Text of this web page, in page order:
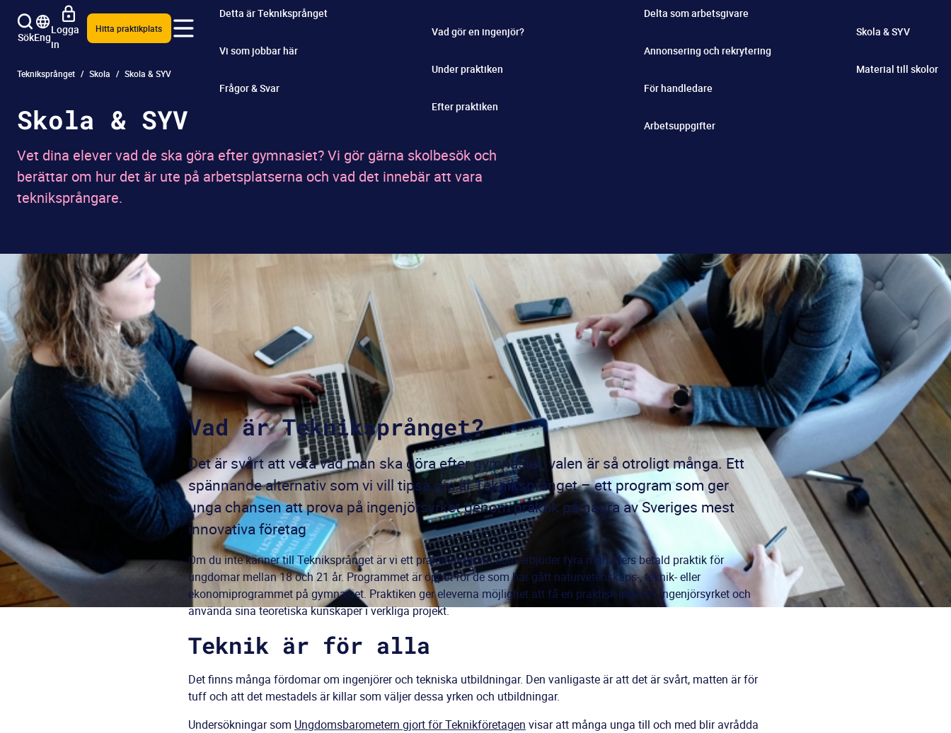
SökEng
Logga
in
Hitta praktikplats
Detta är Tekniksprånget
Vi som jobbar här
Frågor & Svar
Vad gör en ingenjör?
Under praktiken
Efter praktiken
Delta som arbetsgivare
Annonsering och rekrytering
För handledare
Arbetsuppgifter
Skola & SYV
Material till skolor
Tekniksprånget Skola Skola & SYV
Skola & SYV
Vet dina elever vad de ska göra efter gymnasiet? Vi gör gärna skolbesök och
berättar om hur det är ute på arbetsplatserna och vad det innebär att vara
tekniksprångare.
Vad är Tekniksprånget?
Det är svårt att veta vad man ska göra efter gymnasiet; valen är så otroligt många. Ett
spännande alternativ som vi vill tipsa om är Tekniksprånget – ett program som ger
unga chansen att prova på ingenjörsyrket genom praktik på några av Sveriges mest
innovativa företag
Om du inte känner till Tekniksprånget är vi ett praktikprogram som erbjuder fyra månaders betald praktik för
ungdomar mellan 18 och 21 år. Programmet är öppet för de som har gått naturvetenskaps-, teknik- eller
ekonomiprogrammet på gymnasiet. Praktiken ger eleverna möjlighet att få en praktisk inblick i ingenjörsyrket och
använda sina teoretiska kunskaper i verkliga projekt.
Teknik är för alla
Det finns många fördomar om ingenjörer och tekniska utbildningar. Den vanligaste är att det är svårt, matten är för
tuff och att det mestadels är killar som väljer dessa yrken och utbildningar.
Undersökningar som Ungdomsbarometern gjort för Teknikföretagen visar att många unga till och med blir avrådda